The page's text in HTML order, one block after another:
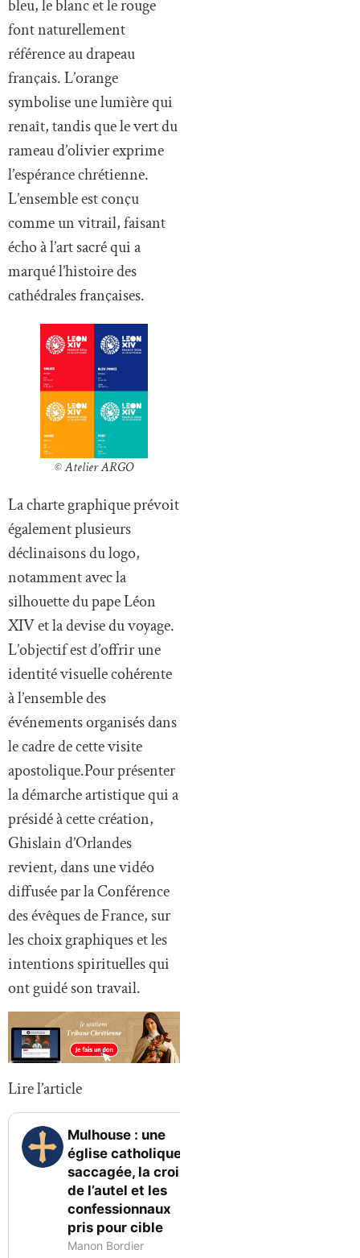
bleu, le blanc et le rouge
font naturellement
référence au drapeau
français. L’orange
symbolise une lumière qui
renaît, tandis que le vert du
rameau d’olivier exprime
l’espérance chrétienne.
L’ensemble est conçu
comme un vitrail, faisant
écho à l’art sacré qui a
marqué l’histoire des
cathédrales françaises.
© Atelier ARGO
La charte graphique prévoit
également plusieurs
déclinaisons du logo,
notamment avec la
silhouette du pape Léon
XIV et la devise du voyage.
L’objectif est d’offrir une
identité visuelle cohérente
à l’ensemble des
événements organisés dans
le cadre de cette visite
apostolique.Pour présenter
la démarche artistique qui a
présidé à cette création,
Ghislain d’Orlandes
revient, dans une vidéo
diffusée par la Conférence
des évêques de France, sur
les choix graphiques et les
intentions spirituelles qui
ont guidé son travail.
Lire l’article